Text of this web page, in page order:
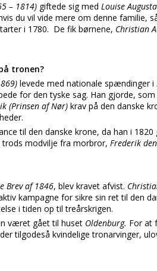
– 1814) giftede sig med Louise Augusta
du vil vide mere om denne familie,
i 1780. De fik børnene, Christian
tronen?
levede med nationale spændinger i
for den tyske sag. Han gjorde,
(Prinsen af Nør) krav på den danske
til den danske krone, da han i 1820
modvilje fra morbror, Frederik
Brev af 1846, blev kravet afvist.
kampagne for sikre sin ret til den
i tiden op til treårskrigen.
været gået til huset Oldenburg. For at
der tilgodeså kvindelige tronarvinger,